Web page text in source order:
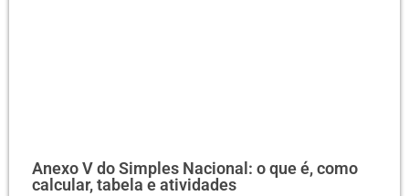
Anexo V do Simples Nacional: o que é, como
calcular, tabela e atividades